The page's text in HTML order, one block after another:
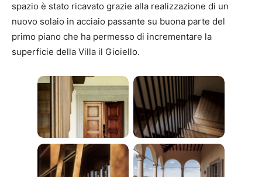
spazio è stato ricavato grazie alla realizzazione di un
nuovo solaio in acciaio passante su buona parte del
primo piano che ha permesso di incrementare la
superficie della Villa il Gioiello.